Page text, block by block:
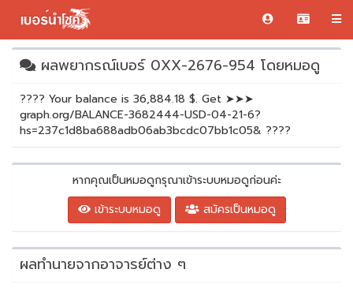
ผลพยากรณ์เบอร์ 0XX-2676-954 โดยหมอดู
???? Your balance is 36,884.18 $. Get ➤➤➤
graph.org/BALANCE-3682444-USD-04-21-6?
hs=237c1d8ba688adb06ab3bcdc07bb1c05& ????
หากคุณเป็นหมอดูกรุณาเข้าระบบหมอดูก่อนค่ะ
เข้าระบบหมอดู
สมัครเป็นหมอดู
ผลทำนายจากอาจารย์ต่าง ๆ